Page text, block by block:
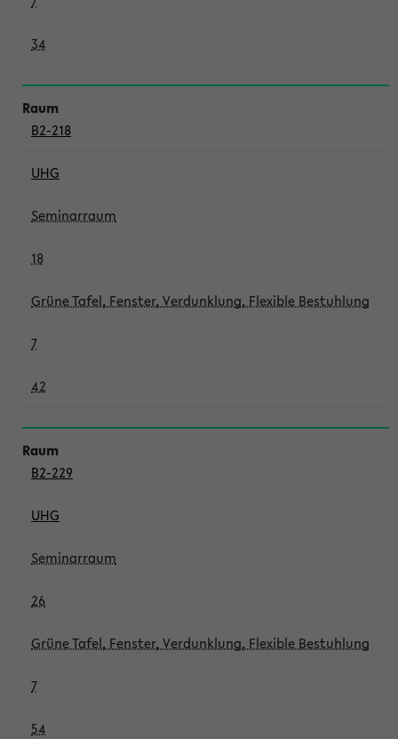
34
B2-218
UHG
Seminarraum
18
Grüne Tafel, Fenster, Verdunklung, Flexible Bestuhlung
7
42
B2-229
UHG
Seminarraum
26
Grüne Tafel, Fenster, Verdunklung, Flexible Bestuhlung
7
54